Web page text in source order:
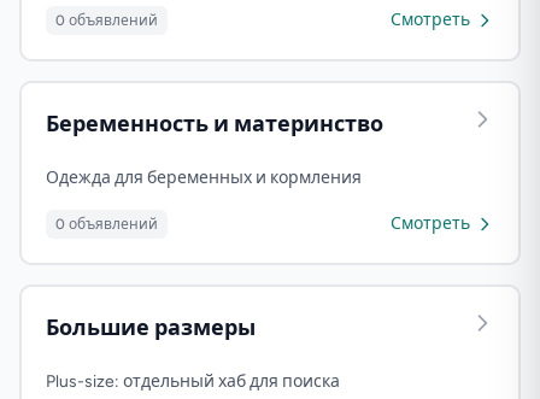
0 объявлений Смотреть
Беременность и материнство
Одежда для беременных и кормления
0 объявлений Смотреть
Большие размеры
Plus-size: отдельный хаб для поиска